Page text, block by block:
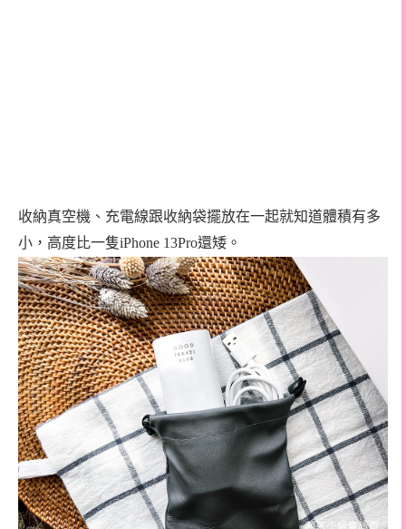
收納真空機、充電線跟收納袋擺放在一起就知道體積有多
小，高度比一隻iPhone 13Pro還矮。